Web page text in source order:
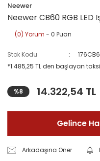
Neewer
Neewer CB60 RGB LED
(0) Yorum - 0 Puan
Stok Kodu
*1.485,25 TL den başlayan
%8 14.322,54 TL
Gelince
Arkadaşına Öner